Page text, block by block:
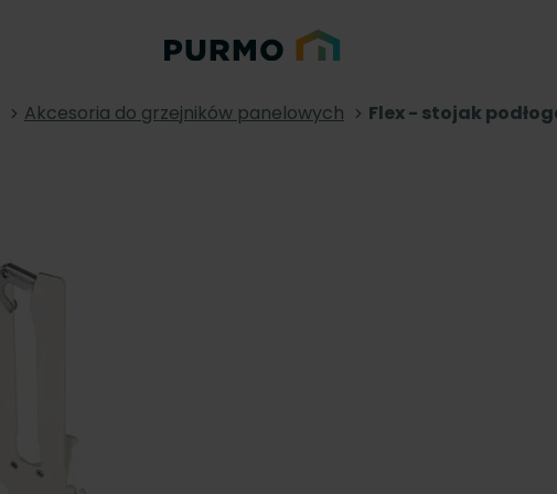
Akcesoria do grzejników panelowych Flex - stojak